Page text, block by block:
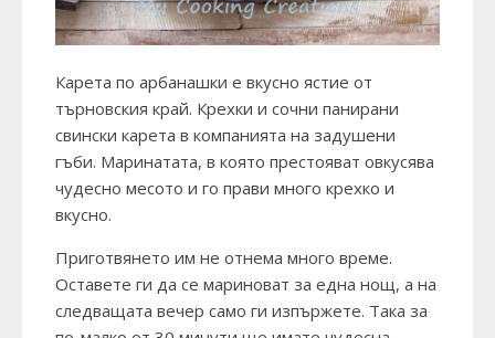
Карета по арбанашки е вкусно ястие от
търновския край. Крехки и сочни панирани
свински карета в компанията на задушени
гъби. Маринатата, в която престояват овкусява
чудесно месото и го прави много крехко и
вкусно.
Приготвянето им не отнема много време.
Оставете ги да се мариноват за една нощ, а на
следващата вечер само ги изпържете. Така за